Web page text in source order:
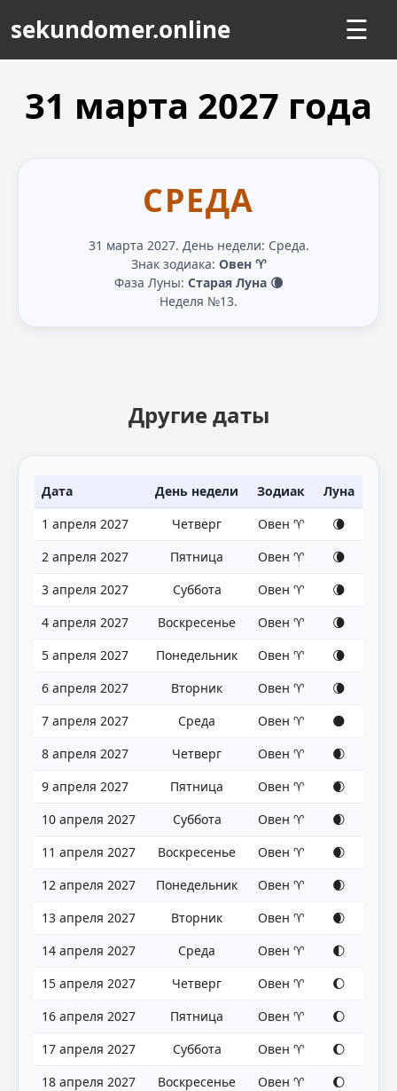
sekundomer.online ☰
31 марта 2027 года
СРЕДА
31 марта 2027. День недели: Среда.
Знак зодиака: Овен ♈
Фаза Луны: Старая Луна 🌘
Неделя №13.
Другие даты
Дата День недели Зодиак
Луна
1 апреля 2027
Четверг Овен ♈
🌘
2 апреля 2027
Пятница Овен ♈
🌘
3 апреля 2027
Суббота Овен ♈
🌘
4 апреля 2027
Воскресенье Овен ♈
🌘
5 апреля 2027
Понедельник Овен ♈
🌘
6 апреля 2027
Вторник Овен ♈
🌘
7 апреля 2027
Среда Овен ♈
🌑
8 апреля 2027
Четверг Овен ♈
🌒
9 апреля 2027
Пятница Овен ♈
🌒
10 апреля 2027
Суббота Овен ♈
🌒
11 апреля 2027
Воскресенье Овен ♈
🌒
12 апреля 2027
Понедельник Овен ♈
🌒
13 апреля 2027
Вторник Овен ♈
🌒
14 апреля 2027
Среда Овен ♈
🌓
15 апреля 2027
Четверг Овен ♈
🌔
16 апреля 2027
Пятница Овен ♈
🌔
17 апреля 2027
Суббота Овен ♈
🌔
18 апреля 2027
Воскресенье Овен ♈
🌔